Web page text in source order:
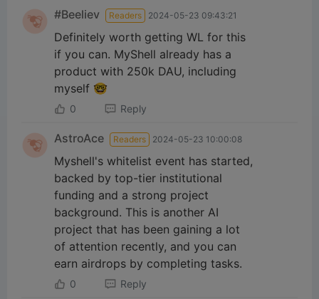
#Beeliev Readers 2024-05-23 09:43:21
Definitely worth getting WL for this
if you can. MyShell already has a
product with 250k DAU, including
myself 🤓
0 Reply
AstroAce Readers 2024-05-23 10:00:08
Myshell's whitelist event has started,
backed by top-tier institutional
funding and a strong project
background. This is another AI
project that has been gaining a lot
of attention recently, and you can
earn airdrops by completing tasks.
0 Reply